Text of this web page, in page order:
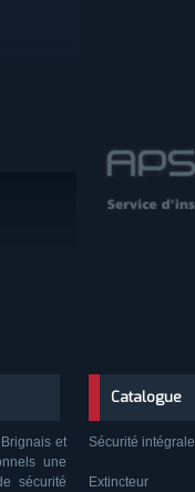
et
une
sécurité
Catalogue
Sécurité intégrale
Extincteur